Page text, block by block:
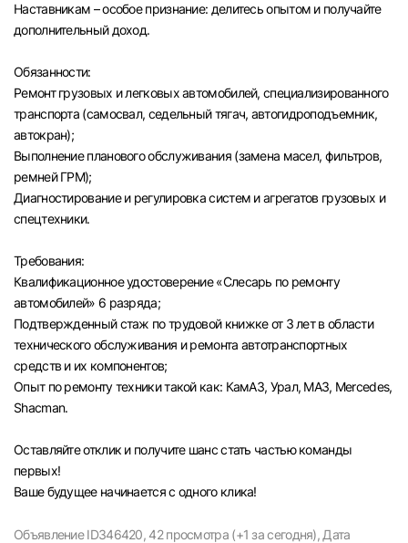
Вход в личный кабинет
вакансии с контактами и оставлять отклики
Наставникам – особое признание: делитесь опытом и получайте
дополнительный доход.
Обязанности:
Ремонт грузовых и легковых автомобилей, специализированного
транспорта (самосвал, седельный тягач, автогидроподъемник,
автокран);
Выполнение планового обслуживания (замена масел, фильтров,
ремней ГРМ);
Диагностирование и регулировка систем и агрегатов грузовых и
спецтехники.
Требования:
Квалификационное удостоверение «Слесарь по ремонту
автомобилей» 6 разряда;
Подтвержденный стаж по трудовой книжке от 3 лет в области
технического обслуживания и ремонта автотранспортных
средств и их компонентов;
Опыт по ремонту техники такой как: КамАЗ, Урал, МАЗ, Mercedes,
Shacman.
Оставляйте отклик и получите шанс стать частью команды
первых!
Ваше будущее начинается с одного клика!
Объявление ID346420, 42 просмотра (+1 за сегодня), Дата